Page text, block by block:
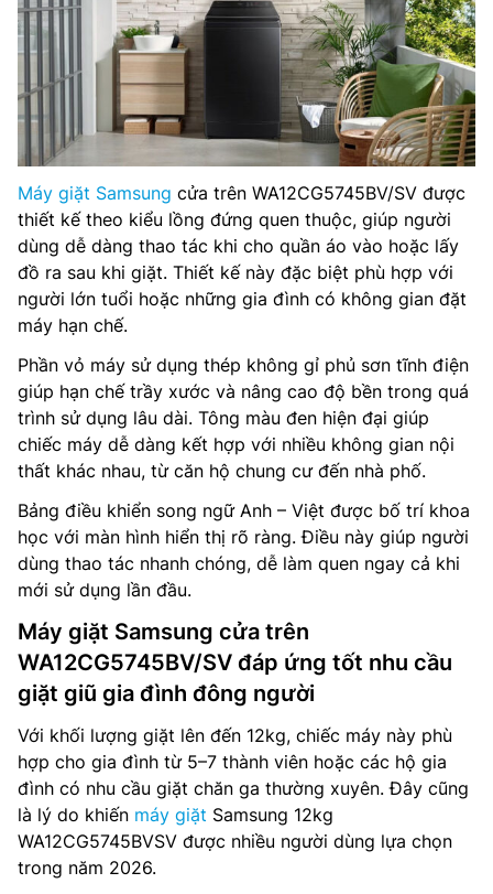
Máy giặt Samsung cửa trên WA12CG5745BV/SV được
thiết kế theo kiểu lồng đứng quen thuộc, giúp người
dùng dễ dàng thao tác khi cho quần áo vào hoặc lấy
đồ ra sau khi giặt. Thiết kế này đặc biệt phù hợp với
người lớn tuổi hoặc những gia đình có không gian đặt
máy hạn chế.
Phần vỏ máy sử dụng thép không gỉ phủ sơn tĩnh điện
giúp hạn chế trầy xước và nâng cao độ bền trong quá
trình sử dụng lâu dài. Tông màu đen hiện đại giúp
chiếc máy dễ dàng kết hợp với nhiều không gian nội
thất khác nhau, từ căn hộ chung cư đến nhà phố.
Bảng điều khiển song ngữ Anh – Việt được bố trí khoa
học với màn hình hiển thị rõ ràng. Điều này giúp người
dùng thao tác nhanh chóng, dễ làm quen ngay cả khi
mới sử dụng lần đầu.
Máy giặt Samsung cửa trên
WA12CG5745BV/SV đáp ứng tốt nhu cầu
giặt giũ gia đình đông người
Với khối lượng giặt lên đến 12kg, chiếc máy này phù
hợp cho gia đình từ 5–7 thành viên hoặc các hộ gia
đình có nhu cầu giặt chăn ga thường xuyên. Đây cũng
là lý do khiến máy giặt Samsung 12kg
WA12CG5745BVSV được nhiều người dùng lựa chọn
trong năm 2026.